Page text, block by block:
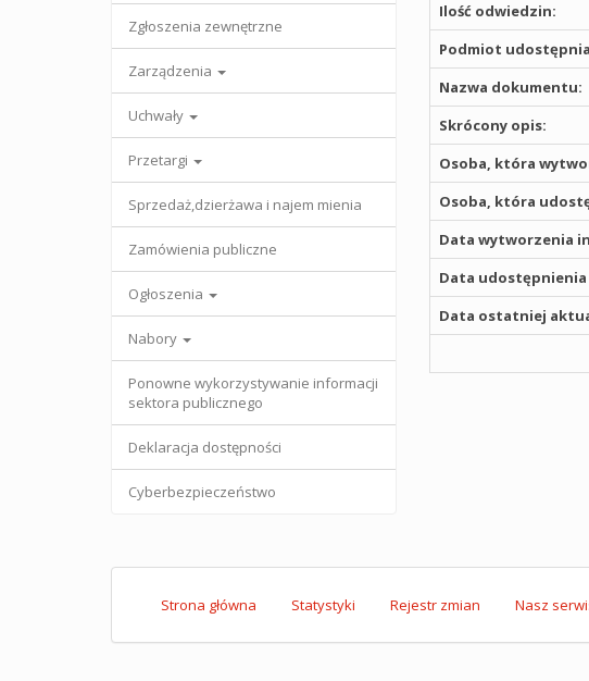
Zgłoszenia zewnętrzne
Zarządzenia
Uchwały
Przetargi
Sprzedaż,dzierżawa i najem mienia
Zamówienia publiczne
Ogłoszenia
Nabory
Ponowne wykorzystywanie informacji
sektora publicznego
Deklaracja dostępności
Cyberbezpieczeństwo
Ilość odwiedzin:
Podmiot
Nazwa dokumentu:
Skrócony opis:
Osoba, która
Osoba, która
Data wytworzenia
Data
Data ostatniej
Strona główna Statystyki Rejestr zmian Nasz